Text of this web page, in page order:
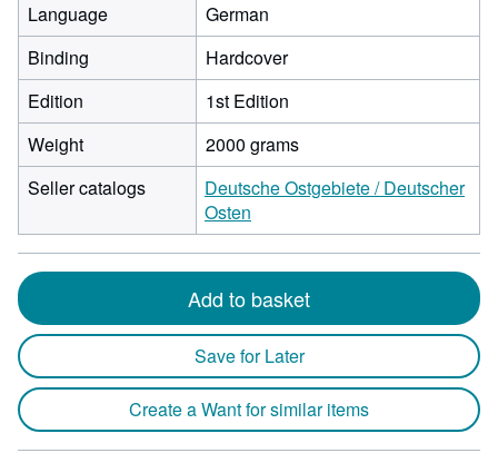
Language
German
Binding
Hardcover
Edition
1st Edition
Weight
2000 grams
Seller catalogs
Deutsche Ostgebiete / Deutscher
Osten
Add to basket
Save for Later
Create a Want for similar items